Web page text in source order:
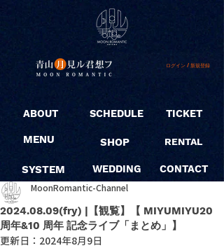
ログイン / 新規登録
ABOUT
MENU
SYSTEM
SCHEDULE
SHOP
WEDDING
TICKET
RENTAL
CONTACT
2024.08.09(fry) |【観覧】【 MIYUMIYU20
周年&10 周年 記念ライブ「まとめ」】
MoonRomantic-Channel
更新日： 2024年8月9日